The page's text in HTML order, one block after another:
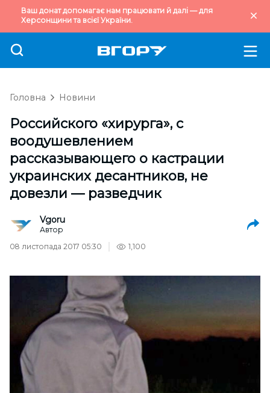
Ваш донат допомагає нам працювати й далі — для
Херсонщини та всієї України.
Головна Новини
Российского «хирурга», с
воодушевлением
рассказывающего о кастрации
украинских десантников, не
довезли — разведчик
Vgoru
Автор
08 листопада 2017 05:30
1,100